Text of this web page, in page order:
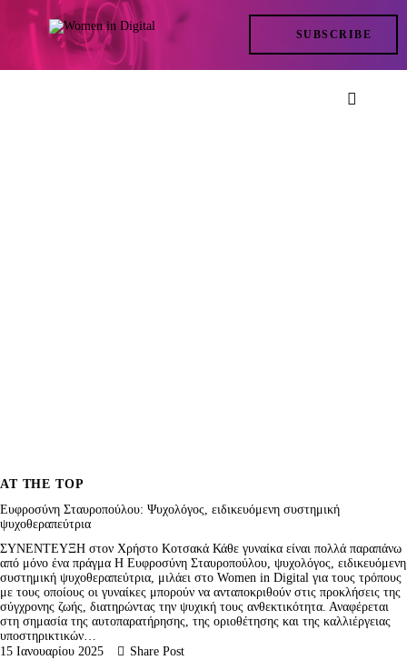
SUBSCRIBE
TRENDS
IN ACTION
AT THE TOP
Ευφροσύνη Σταυροπούλου: Ψυχολόγος, ειδικευόμενη συστημική
ψυχοθεραπεύτρια
ΣΥΝΕΝΤΕΥΞΗ στον Χρήστο Κοτσακά Κάθε γυναίκα είναι πολλά παραπάνω
από μόνο ένα πράγμα H Ευφροσύνη Σταυροπούλου, ψυχολόγος, ειδικευόμενη
συστημική ψυχοθεραπεύτρια, μιλάει στο Women in Digital για τους τρόπους
με τους οποίους οι γυναίκες μπορούν να ανταποκριθούν στις προκλήσεις της
σύγχρονης ζωής, διατηρώντας την ψυχική τους ανθεκτικότητα. Αναφέρεται
στη σημασία της αυτοπαρατήρησης, της οριοθέτησης και της καλλιέργειας
υποστηρικτικών…
15 Ιανουαρίου 2025
Share Post